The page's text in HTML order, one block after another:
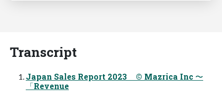
Transcript
Japan Sales Report 2023 © Mazrica Inc 〜
「Revenue